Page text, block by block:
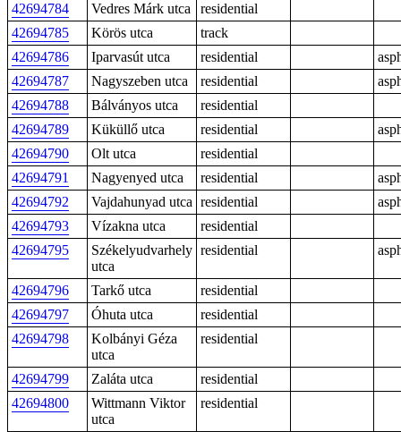
42694784
Vedres Márk utca
residential
42694785
Körös utca
track
42694786
Iparvasút utca residential
42694787
Nagyszeben utca residential
42694788
Bálványos utca
residential
42694789
Küküllő utca residential
42694790
Olt utca
residential
42694791
Nagyenyed utca residential
42694792
Vajdahunyad utca residential
42694793
Vízakna utca
residential
42694795
Székelyudvarhely
utca
residential
42694796 Tarkő utca
residential
42694797
Óhuta utca
residential
42694798
Kolbányi Géza
utca
residential
42694799 Zaláta utca
residential
42694800
Wittmann Viktor
utca
residential